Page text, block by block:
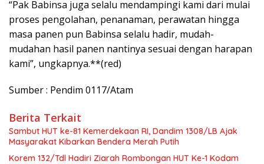
“Pak Babinsa juga selalu mendampingi kami dari mulai
proses pengolahan, penanaman, perawatan hingga
masa panen pun Babinsa selalu hadir, mudah-
mudahan hasil panen nantinya sesuai dengan harapan
kami”, ungkapnya.**(red)
Sumber : Pendim 0117/Atam
Berita Terkait
Sambut HUT ke-81 Kemerdekaan RI, Dandim 1308/LB Ajak
Masyarakat Kibarkan Bendera Merah Putih
Korem 132/Tdl Hadiri Ziarah Rombongan HUT Ke-1 Kodam